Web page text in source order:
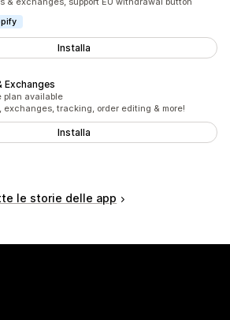
Installa
Exchanges
plan available
exchanges, tracking, order editing & more!
Installa
le storie delle app